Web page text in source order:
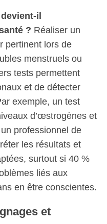
il
? Réaliser un
pertinent lors de
menstruels ou
tests permettent
et de détecter
exemple, un test
d’œstrogènes et
professionnel de
les résultats et
surtout si 40 %
liés aux
en être conscientes.
et